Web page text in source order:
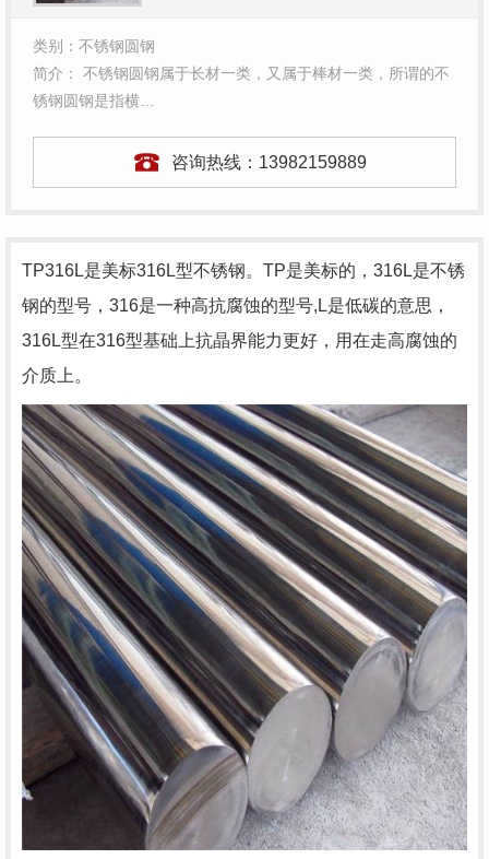
类别：不锈钢圆钢
简介： 不锈钢圆钢属于长材一类，又属于棒材一类，所谓的不
锈钢圆钢是指横…
咨询热线： 13982159889
TP316L是美标316L型不锈钢。TP是美标的，316L是不锈
钢的型号，316是一种高抗腐蚀的型号,L是低碳的意思，
316L型在316型基础上抗晶界能力更好，用在走高腐蚀的
介质上。